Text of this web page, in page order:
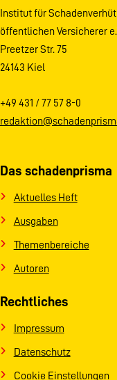
Institut für
öffentlichen Versicherer
Preetzer Str. 75
24143 Kiel
+49 431 / 77 57 8-0
Das schadenprisma
Aktuelles Heft
Ausgaben
Themenbereiche
Autoren
Rechtliches
Impressum
Datenschutz
Cookie Einstellungen